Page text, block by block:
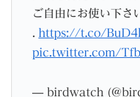
ご自由にお使い下さ
https://t.co/
pic.twitter.com/
— birdwatch